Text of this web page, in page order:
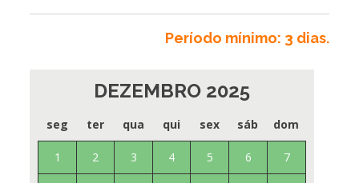
Período mínimo: 3 dias.
DEZEMBRO 2025
seg ter qua qui sex sáb dom
1 2 3 4 5 6 7